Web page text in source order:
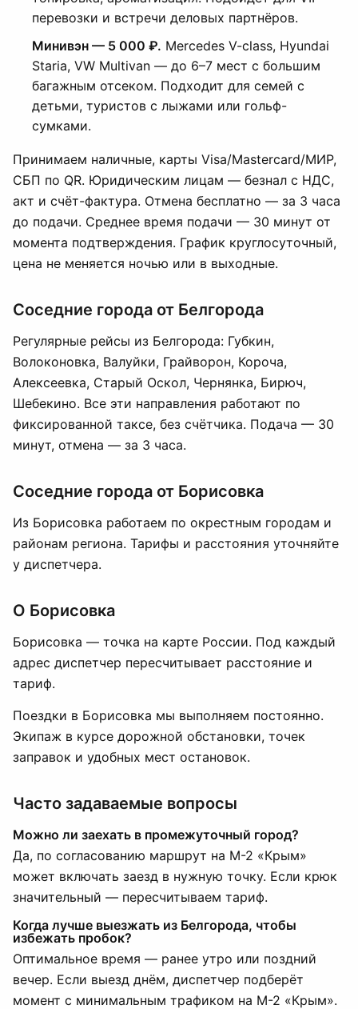
перевозки и встречи деловых партнёров.
Минивэн — 5 000 ₽. Mercedes V-class, Hyundai
Staria, VW Multivan — до 6–7 мест с большим
багажным отсеком. Подходит для семей с
детьми, туристов с лыжами или гольф-
сумками.
Принимаем наличные, карты Visa/Mastercard/МИР,
СБП по QR. Юридическим лицам — безнал с НДС,
акт и счёт-фактура. Отмена бесплатно — за 3 часа
до подачи. Среднее время подачи — 30 минут от
момента подтверждения. График круглосуточный,
цена не меняется ночью или в выходные.
Соседние города от Белгорода
Регулярные рейсы из Белгорода: Губкин,
Волоконовка, Валуйки, Грайворон, Корочa,
Алексеевка, Старый Оскол, Чернянка, Бирюч,
Шебекино. Все эти направления работают по
фиксированной таксе, без счётчика. Подача — 30
минут, отмена — за 3 часа.
Соседние города от Борисовка
Из Борисовка работаем по окрестным городам и
районам региона. Тарифы и расстояния уточняйте
у диспетчера.
О Борисовка
Борисовка — точка на карте России. Под каждый
адрес диспетчер пересчитывает расстояние и
тариф.
Поездки в Борисовка мы выполняем постоянно.
Экипаж в курсе дорожной обстановки, точек
заправок и удобных мест остановок.
Часто задаваемые вопросы
Можно ли заехать в промежуточный город?
Да, по согласованию маршрут на М-2 «Крым»
может включать заезд в нужную точку. Если крюк
значительный — пересчитываем тариф.
Когда лучше выезжать из Белгорода, чтобы
избежать пробок?
Оптимальное время — ранее утро или поздний
вечер. Если выезд днём, диспетчер подберёт
момент с минимальным трафиком на М-2 «Крым».